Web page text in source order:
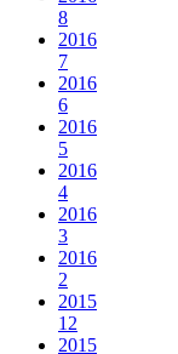
8
2016
7
2016
6
2016
5
2016
4
2016
3
2016
2
2015
12
2015